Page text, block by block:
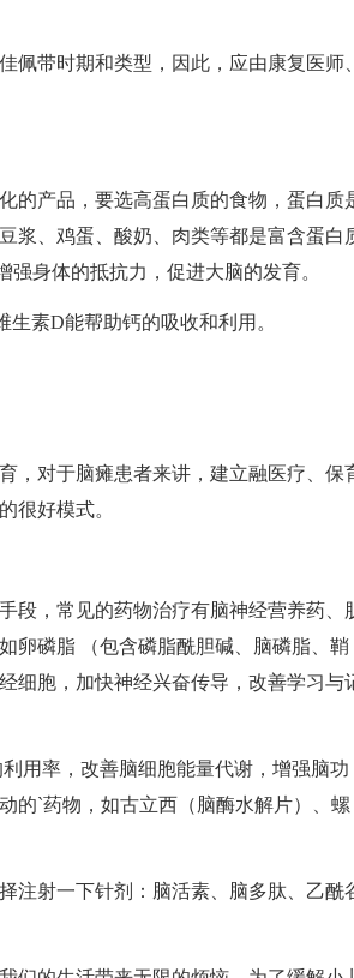
带时期和类型，因此，应由康复医师、
产品，要选高蛋白质的食物，蛋白质
浆、鸡蛋、酸奶、肉类等都是富含蛋白
身体的抵抗力，促进大脑的发育。
素D能帮助钙的吸收和利用。
对于脑瘫患者来讲，建立融医疗、保
很好模式。
，常见的药物治疗有脑神经营养药、
卵磷脂 （包含磷脂酰胆碱、脑磷脂、鞘
细胞，加快神经兴奋传导，改善学习与
率，改善脑细胞能量代谢，增强脑功
的`药物，如古立西（脑酶水解片）、螺
射一下针剂：脑活素、脑多肽、乙酰